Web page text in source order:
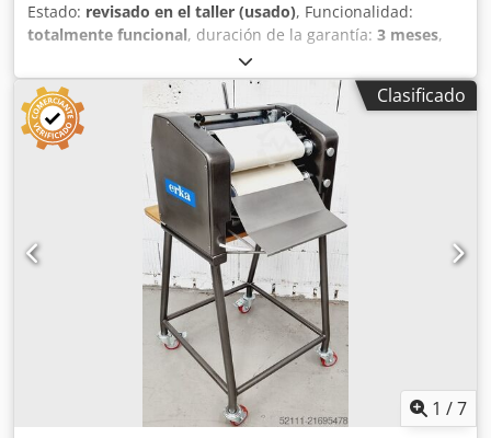
Estado: revisado en el taller (usado), Funcionalidad:
totalmente funcional, duración de la garantía: 3 meses,
, año de la última revisión:
Certificado DGUV hasta:08/2027, anchura de trabajo:500
mm, ancho de cinta transportadora:500 mm, tipo de
corriente de entrada: trifásico, ancho total:
longitud total:
600 mm, altura total:1.220 mm
enrolladora Modelo Universo Kasper: HWM 50 Robusta
máquina para enrollar bollería Para todo tipo de barras,
como barras de pan y barras de pretzel, etc. Máquina
enrolladora universal de primera calidad Para todo tipo de
masas, garantizando una calidad uniforme al enrollar.
Conexión de 400 V, enchufe CEE de 16 A Máquina usada,
reacondicionada Con garantía y servicio de piezas de
repuesto Opciones: Servicio de entrega Caja de piezas de
repuesto Contrato de mantenimiento Instrucción y puesta
en marcha Servicio de arrendamiento y alquiler ¡Visite
nuestra amplia exposición de maquinaria para
panaderías! Chjdpjwc H Rzjfx Akisa
Clasificado
1 /7